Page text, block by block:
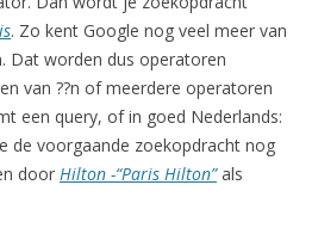
. Zo kent Google nog veel meer van
Dat worden dus operatoren
van ??n of meerdere operatoren
een query, of in goed Nederlands:
de voorgaande zoekopdracht nog
door Hilton -“Paris Hilton”als